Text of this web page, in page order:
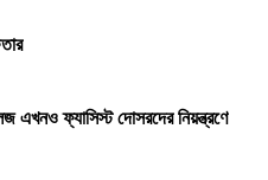
এখনও ফ্যাসিস্ট দোসরদের নিয়ন্ত্রণে